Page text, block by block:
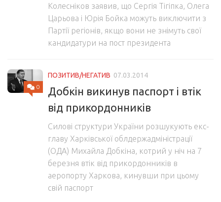
Колесніков заявив, що Сергія Тігіпка, Олега
Царьова і Юрія Бойка можуть виключити з
Партії регіонів, якщо вони не знімуть свої
кандидатури на пост президента
0
ПОЗИТИВ/НЕГАТИВ 07.03.2014
Добкін викинув паспорт і втік
від прикордонників
Силові структури України розшукують екс-
главу Харківської облдержадміністрації
(ОДА) Михайла Добкіна, котрий у ніч на 7
березня втік від прикордонників в
аеропорту Харкова, кинувши при цьому
свій паспорт